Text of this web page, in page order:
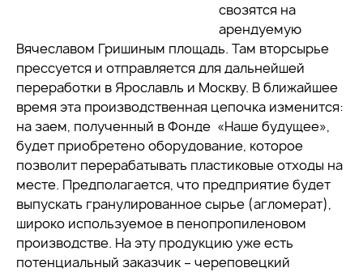
свозятся на
арендуемую
Вячеславом Гришиным площадь. Там вторсырье
прессуется и отправляется для дальнейшей
переработки в Ярославль и Москву. В ближайшее
время эта производственная цепочка изменится:
на заем, полученный в Фонде «Наше будущее»,
будет приобретено оборудование, которое
позволит перерабатывать пластиковые отходы на
месте. Предполагается, что предприятие будет
выпускать гранулированное сырье (агломерат),
широко используемое в пенопропиленовом
производстве. На эту продукцию уже есть
потенциальный заказчик – череповецкий